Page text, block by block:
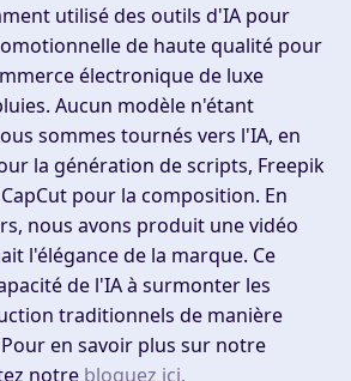
utilisé des outils d'IA pour
de haute qualité pour
électronique de luxe
Aucun modèle n'étant
sommes tournés vers l'IA, en
la génération de scripts, Freepik
pour la composition. En
nous avons produit une vidéo
l'élégance de la marque. Ce
de l'IA à surmonter les
traditionnels de manière
en savoir plus sur notre
notre bloguez ici.